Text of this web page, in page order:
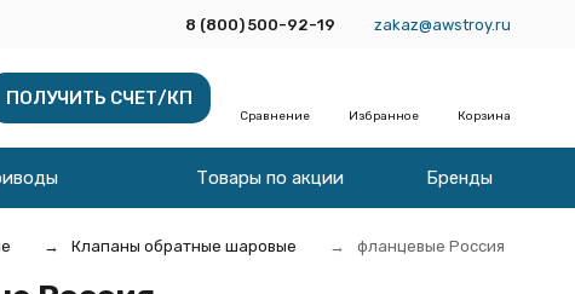
8 (800) 500-92-19 zakaz@awstroy.ru
ПОЛУЧИТЬ СЧЕТ/КП
Сравнение Избранное Корзина
Товары по акции Бренды
Клапаны обратные шаровые фланцевые Россия